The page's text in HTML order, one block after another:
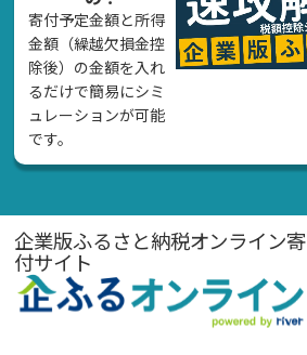
寄付予定金額と所得
金額（繰越欠損金控
除後）の金額を入れ
るだけで簡易にシミ
ュレーションが可能
です。
企業版ふるさと納税オンライン寄
付サイト